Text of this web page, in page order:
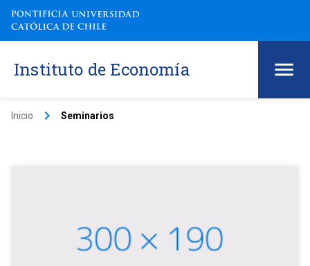
Instituto de Economía
Inicio keyboard_arrow_right Seminarios